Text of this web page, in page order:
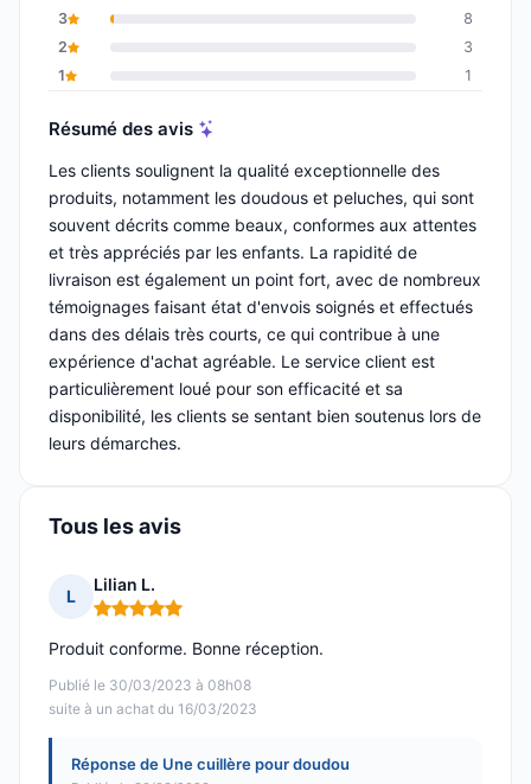
3
8
2
3
1
1
Résumé des avis
Les clients soulignent la qualité exceptionnelle des
produits, notamment les doudous et peluches, qui sont
souvent décrits comme beaux, conformes aux attentes
et très appréciés par les enfants. La rapidité de
livraison est également un point fort, avec de nombreux
témoignages faisant état d'envois soignés et effectués
dans des délais très courts, ce qui contribue à une
expérience d'achat agréable. Le service client est
particulièrement loué pour son efficacité et sa
disponibilité, les clients se sentant bien soutenus lors de
leurs démarches.
Tous les avis
L
Lilian L.
Note : 5 sur 5
Publié le 30/03/2023 à 08h08
suite à un achat du 16/03/2023
Produit conforme. Bonne réception.
Réponse de Une cuillère pour doudou